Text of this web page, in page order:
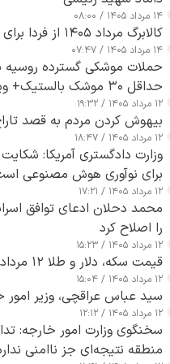
۱۴ مرداد ۱۴۰۵ / ۰۸:۰۰
کالابرگ مرداد ۱۴۰۵ از فردا برای این کدهای ملی شارژ می‌شود
۱۴ مرداد ۱۴۰۵ / ۰۷:۴۷
حملات موشکی گسترده روسیه
حداقل ۳۰ موشک بالستیک+ ویدیو
۱۲ مرداد ۱۴۰۵ / ۱۹:۳۲
بیهوش کردن مردم به قصد
۱۲ مرداد ۱۴۰۵ / ۱۸:۴۷
برای نوآوری هوش مصنوعی
۱۲ مرداد ۱۴۰۵ / ۱۷:۲۱
محمد دحلان ادعای توافق
را اصلاح کرد
۱۲ مرداد ۱۴۰۵ / ۱۵:۲۳
قیمت سکه، دلار و طلا ۱۲ مرداد+ جدول
۱۲ مرداد ۱۴۰۵ / ۱۵:۰۴
سید عباس عراقچی، وزیر امور
۱۲ مرداد ۱۴۰۵ / ۱۲:۱۲
سخنگوی وزارت امور خارجه:
منطقه نتیجه‌ای جز ناامنی